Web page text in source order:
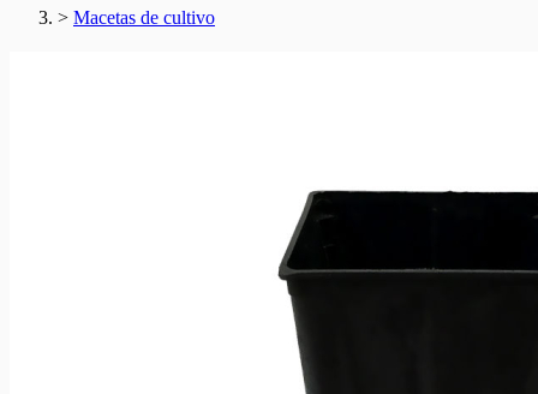
> Macetas de cultivo